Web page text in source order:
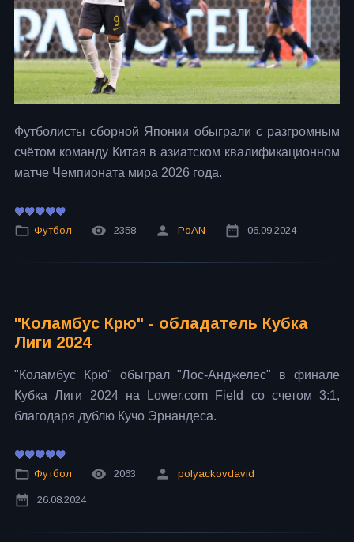
Футболисты сборной Японии обыграли с разгромным
счётом команду Китая в азиатском квалификационном
матче Чемпионата мира 2026 года.
Футбол 2358 PoAN 06.09.2024
"Коламбус Крю" - обладатель Кубка
Лиги 2024
"Коламбус Крю" обыграл "Лос-Анджелес" в финале
Кубка Лиги 2024 на Lower.com Field со счетом 3:1,
благодаря дублю Кучо Эрнандеса.
Футбол 2063 polyackovdavid
26.08.2024